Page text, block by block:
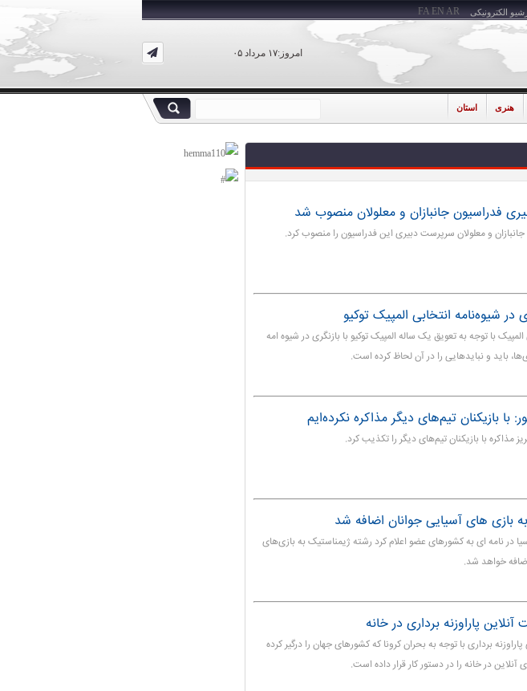
الکترونیکی
امروز:۱۷ مرداد ۰۵
FA EN AR
هنری استان
فدراسیون جانبازان و معلولان منصوب شد
و معلولان سرپرست دبیری این فدراسیون را منصوب کرد.
در شیوه‌نامه انتخابی المپیک توکیو
المپیک با توجه به تعویق یک ساله المپیک توکیو با بازنگری در شیوه ‌امه
باید و نبایدهایی را در آن لحاظ کرده است.
با بازیکنان تیم‌های دیگر مذاکره نکرده‌ایم
مذاکره با بازیکنان تیم‌های دیگر را تکذیب کرد.
بازی های آسیایی جوانان اضافه شد
در نامه ای به کشورهای عضو اعلام کرد رشته ژیمناستیک به بازی‌های
خواهد شد.
آنلاین پاراوزنه برداری در خانه
برداری با توجه به بحران کرونا که کشورهای جهان را درگیر کرده
آنلاین در خانه را در دستور کار قرار داده است.